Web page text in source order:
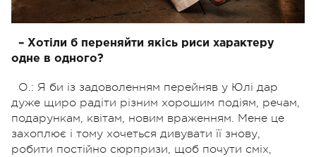
– Хотіли б переняйти якісь риси характеру
одне в одного?
О.: Я би із задоволенням перейняв у Юлі дар
дуже щиро радіти різним хорошим подіям, речам,
подарункам, квітам, новим враженням. Мене це
захоплює і тому хочеться дивувати її знову,
робити постійно сюрпризи, щоб почути сміх,